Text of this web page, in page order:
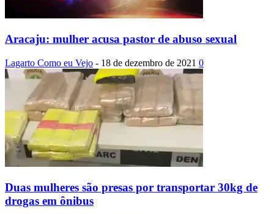
Aracaju: mulher acusa pastor de abuso sexual
Lagarto Como eu Vejo - 18 de dezembro de 2021 0
Duas mulheres são presas por transportar 30kg de
drogas em ônibus